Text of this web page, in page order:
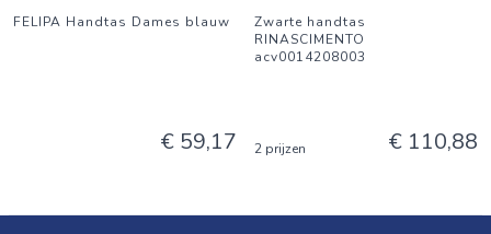
FELIPA Handtas Dames blauw
€ 59,17
Zwarte handtas
RINASCIMENTO
acv0014208003
2 prijzen € 110,88